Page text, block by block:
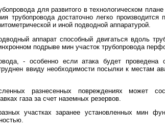
для развитого в технологическом
трубопровода достаточно легко
и иной подводной аппаратурой.
аппарат способный двигаться вдоль
подрыве мин участок трубопровода
- особенно если атака будет проведена
ввиду необходимости посылки к местам
разнесенных повреждениях может
газа за счет наземных резервов.
участках заранее установленных мин